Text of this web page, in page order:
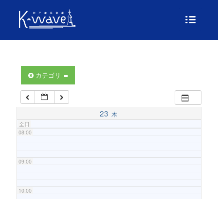
カテゴリ
23 木
全日
04:00
06:00
07:00
08:00
09:00
10:00